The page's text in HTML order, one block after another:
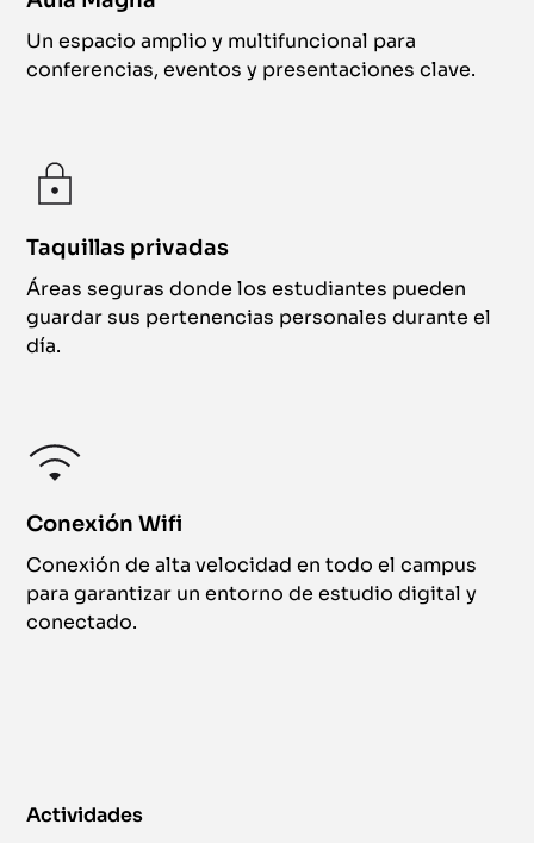
Un espacio amplio y multifuncional para
conferencias, eventos y presentaciones clave.
Taquillas privadas
Áreas seguras donde los estudiantes pueden
guardar sus pertenencias personales durante el
día.
Conexión Wifi
Conexión de alta velocidad en todo el campus
para garantizar un entorno de estudio digital y
conectado.
Actividades